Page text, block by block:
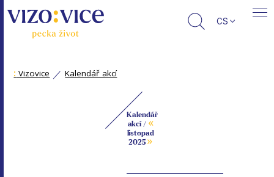
CS
: Vizovice Kalendář akcí
Kalendář
akcí / «
listopad
2025»